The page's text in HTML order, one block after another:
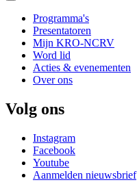
Programma's
Presentatoren
Mijn KRO-NCRV
Word lid
Acties & evenementen
Over ons
Volg ons
Instagram
Facebook
Youtube
Aanmelden nieuwsbrief